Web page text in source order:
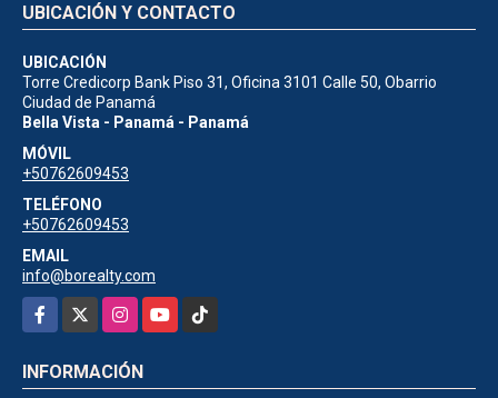
UBICACIÓN Y CONTACTO
UBICACIÓN
Torre Credicorp Bank Piso 31, Oficina 3101 Calle 50, Obarrio
Ciudad de Panamá
Bella Vista - Panamá - Panamá
MÓVIL
+50762609453
TELÉFONO
+50762609453
EMAIL
info@borealty.com
Facebook
InstagramYouTubeTikTok
INFORMACIÓN